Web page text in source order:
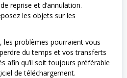
reprise et d’annulation.
les objets sur les
les problèmes pourraient vous
du temps et vos transferts
afin qu’il soit toujours préférable
de téléchargement.